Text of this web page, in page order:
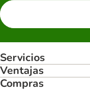
Servicios
Ventajas
Compras